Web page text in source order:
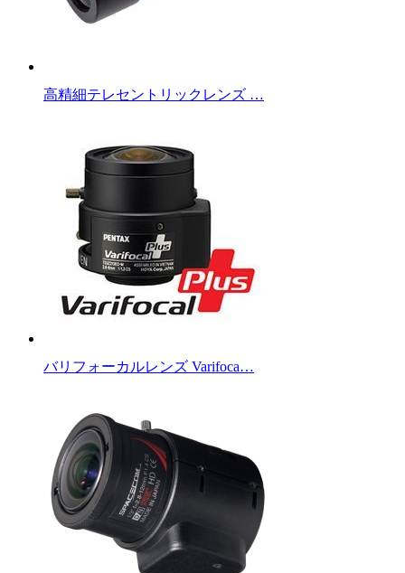
高精細テレセントリックレンズ …
バリフォーカルレンズ Varifoca…